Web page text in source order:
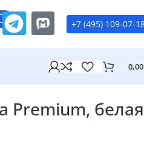
+7 (495) 109-07-
Premium, белая